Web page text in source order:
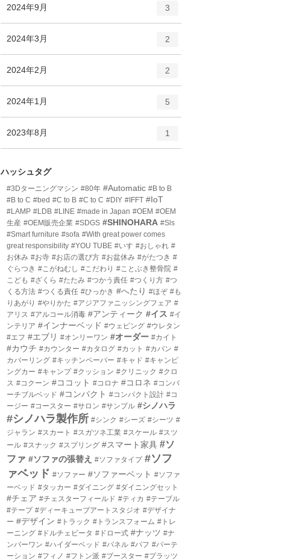
ー
2024年9月
ー
3
2024年3月
ー
2
2024年2月
ー
2
2024年1月
ー
5
2023年8月
リ
数
1
ハッシュタグ
#3Dターニングマシン #80年 #Automatic #B to B
#B to C #bed #C to B #C to C #DIY #IFFT #IoT
#LAMP #LDB #LINE #made in Japan #OEM #OEM
生産 #OEM販売企業 #SDGS #SHINOHARA #Sls
#Smart furniture #sofa #With great power comes
great responsibility #YOU TUBE #いす #おしゃれ #
お休み #お寺 #お店の選び方 #お盆休み #がたつき #
ぐらつき #こがねむし #こだわり #ことぶき整骨院 #
こども #ざくら #たたみ #つかう責任 #つくり方 #つ
くる方法 #つくる責任 #ひっかき #へたり #ほぞ #も
りあがり #やりかた #アジアファニッシングフェア #
アリス #アルコール消毒 #アンティーク #イス #イ
ンテリア #インナーベッド #ウェピング #ウレタン
#エフ #エブリ #オンリーワン #オーダー #カイト
#カウチ #カウンター #カタログ #カット #カバン #
カバーリング #キッチンペーパー #キャド #キャンピ
ングカー #キャンプ #クッション #クリニック #クロ
ス #コクーン #ココット #コロナ #コロネ #コンバ
ーチブルベッド #コンパクト #コンパクト設計 #コ
ージー #コースター #サロン #サンプル #シノハラ
#シノハラ製作所 #シンク #シーズ #シーツ #
ジャラン #スカート #スガツネ工業 #スケール #スツ
ール #スナック #スプリング #スマート家具 #ソ
ファ #ソファの張替え #ソファタイプ #ソフ
ァベッド #ソファー #ソファーベット #ソファ
ーベッド #タッカー #ダイニング #ダイニングセット
#チェア #チェスターフィールド #ティカ #テーブル
#テープ #ディーキューブアートスタジオ #デザイナ
ー #デザイン #トラック #トランスフォーム #トレ
ーニング #ドルチェビータ #ドロー式 #ナッツ #ナ
ンバーワン #ハイダーベッド #パネル #パフ #パーテ
ーション #フィノ #フトン派 #ブースター #プラッツ